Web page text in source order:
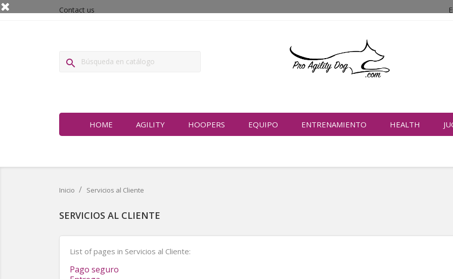
Contact us

HOME AGILITY HOOPERS EQUIPO ENTRENAMIENTO HEALTH
Inicio Servicios al Cliente
SERVICIOS AL CLIENTE
List of pages in Servicios al Cliente:
Pago seguro